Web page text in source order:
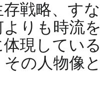
戦略、す
りも時流
現してい
の人物像